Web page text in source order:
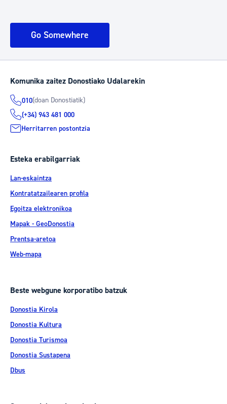
Go Somewhere
Komunika zaitez Donostiako Udalarekin
010(doan Donostiatik)
(+34) 943 481 000
Herritarren postontzia
Esteka erabilgarriak
Lan-eskaintza
Kontratatzailearen profila
Egoitza elektronikoa
Mapak - GeoDonostia
Prentsa-aretoa
Web-mapa
Beste webgune korporatibo batzuk
Donostia Kirola
Donostia Kultura
Donostia Turismoa
Donostia Sustapena
Dbus